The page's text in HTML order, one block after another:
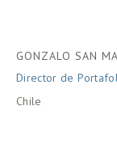
GONZALO SAN
Director de
Chile